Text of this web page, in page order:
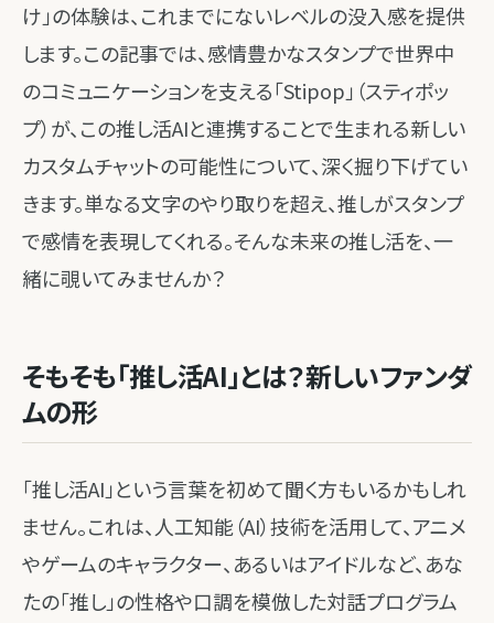
け」の体験は、これまでにないレベルの没入感を提供
します。この記事では、感情豊かなスタンプで世界中
のコミュニケーションを支える「Stipop」（スティポッ
プ）が、この推し活AIと連携することで生まれる新しい
カスタムチャットの可能性について、深く掘り下げてい
きます。単なる文字のやり取りを超え、推しがスタンプ
で感情を表現してくれる。そんな未来の推し活を、一
緒に覗いてみませんか？
そもそも「推し活AI」とは？新しいファンダ
ムの形
「推し活AI」という言葉を初めて聞く方もいるかもしれ
ません。これは、人工知能（AI）技術を活用して、アニメ
やゲームのキャラクター、あるいはアイドルなど、あな
たの「推し」の性格や口調を模倣した対話プログラム